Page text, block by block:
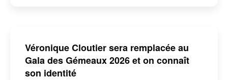
Véronique Cloutier sera remplacée au
Gala des Gémeaux 2026 et on connaît
son identité